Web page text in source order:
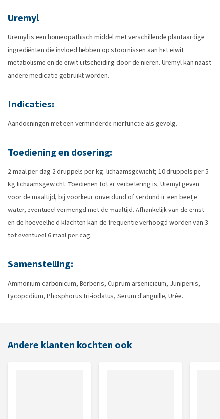
Uremyl
Uremyl is een homeopathisch middel met verschillende plantaardige
ingrediënten die invloed hebben op stoornissen aan het eiwit
metabolisme en de eiwit uitscheiding door de nieren. Uremyl kan naast
andere medicatie gebruikt worden.
Indicaties:
Aandoeningen met een verminderde nierfunctie als gevolg.
Toediening en dosering:
2 maal per dag 2 druppels per kg. lichaamsgewicht; 10 druppels per 5
kg lichaamsgewicht. Toedienen tot er verbetering is. Uremyl geven
voor de maaltijd, bij voorkeur onverdund of verdund in een beetje
water, eventueel vermengd met de maaltijd. Afhankelijk van de ernst
en de hoeveelheid klachten kan de frequentie verhoogd worden van 3
tot eventueel 6 maal per dag.
Samenstelling:
Ammonium carbonicum, Berberis, Cuprum arsenicicum, Juniperus,
Lycopodium, Phosphorus tri-iodatus, Serum d'anguille, Urée.
Andere klanten kochten ook